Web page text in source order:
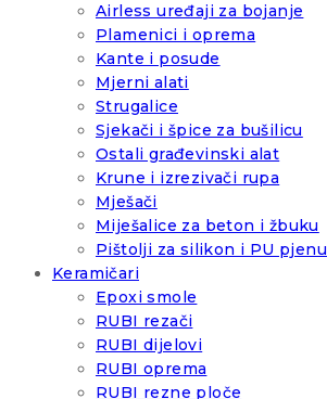
Airless uređaji za bojanje
Plamenici i oprema
Kante i posude
Mjerni alati
Strugalice
Sjekači i špice za bušilicu
Ostali građevinski alat
Krune i izrezivači rupa
Mješači
Miješalice za beton i žbuku
Pištolji za silikon i PU pjenu
Keramičari
Epoxi smole
RUBI rezači
RUBI dijelovi
RUBI oprema
RUBI rezne ploče